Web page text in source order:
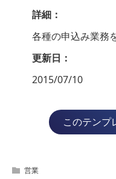
詳細：
各種の申込み業務
更新日：
2015/07/10
このテンプ
営業